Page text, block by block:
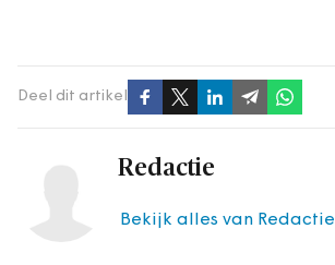
Deel dit artikel
Redactie
Bekijk alles van Redactie